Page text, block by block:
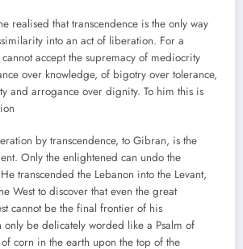
realised that transcendence is the only way
into an act of liberation. For a
accept the supremacy of mediocrity
over knowledge, of bigotry over tolerance,
and arrogance over dignity. To him this is
by transcendence, to Gibran, is the
Only the enlightened can undo the
transcended the Lebanon into the Levant,
West to discover that even the great
cannot be the final frontier of his
only be delicately worded like a Psalm of
corn in the earth upon the top of the